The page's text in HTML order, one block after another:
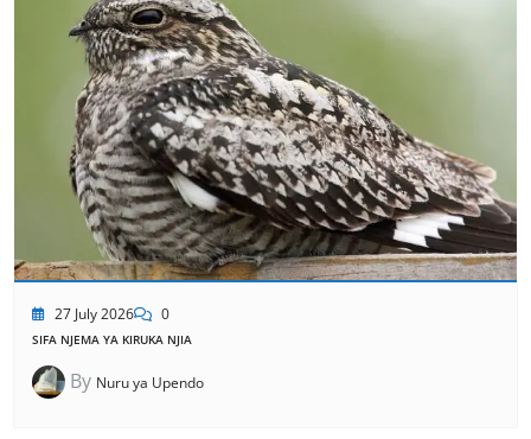
27 July 2026 0
SIFA NJEMA YA KIRUKA NJIA
By Nuru ya Upendo